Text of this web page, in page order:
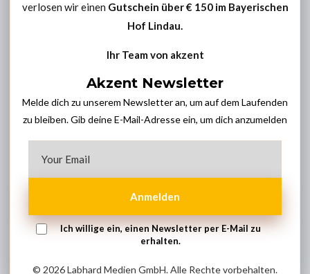
verlosen wir einen Gutschein über € 150 im Bayerischen
Hof Lindau.
Ihr Team von akzent
Akzent Newsletter
Melde dich zu unserem Newsletter an, um auf dem Laufenden
zu bleiben. Gib deine E-Mail-Adresse ein, um dich anzumelden
Ich willige ein, einen Newsletter per E-Mail zu
erhalten.
Anmelden
© 2026 Labhard Medien GmbH. Alle Rechte vorbehalten.